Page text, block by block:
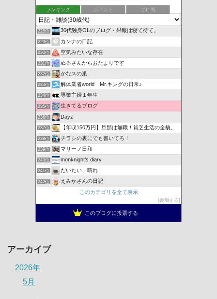
ランキング ポイント ブロ画
228位 30代独身OLのブログ・果報は寝て待て。
229位 カンナの日記
230位 空気みたいな存在
231位 ぬるさんからおたよりです
232位 かなスの巣
233位 解体業者world Mr.キングの日常♪
234位 専業主婦１年生
235位 生きてるブログ
236位 Dayz
237位 【年収150万円】旦那は無職！貧乏生活の全貌。
238位 チラシの裏にでも書いてろ！
239位 マリーノ日和
240位 monknight’s diary
241位 だいたい、晴れ
242位
えみかさんの日記
このカテゴリを全て表示
参加する
このブログに投票する
アーカイブ
2026年
5月